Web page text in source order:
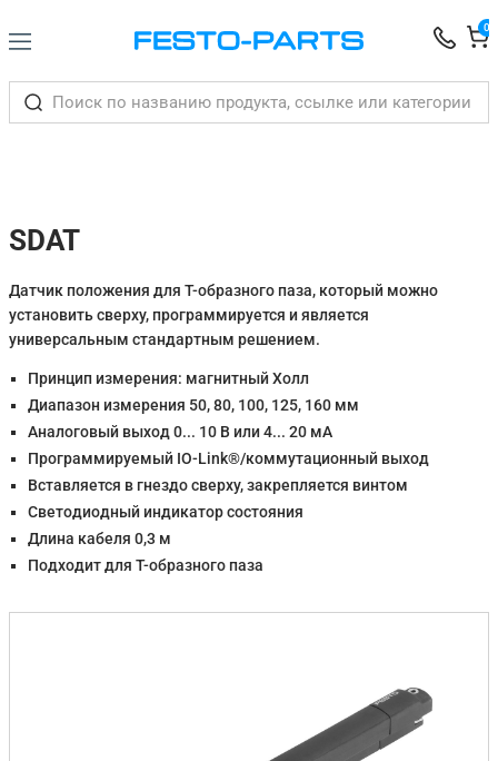
0
SDAT
Датчик положения для Т-образного паза, который можно
установить сверху, программируется и является
универсальным стандартным решением.
Принцип измерения: магнитный Холл
Диапазон измерения 50, 80, 100, 125, 160 мм
Аналоговый выход 0... 10 В или 4... 20 мА
Программируемый IO-Link®/коммутационный выход
Вставляется в гнездо сверху, закрепляется винтом
Светодиодный индикатор состояния
Длина кабеля 0,3 м
Подходит для Т-образного паза